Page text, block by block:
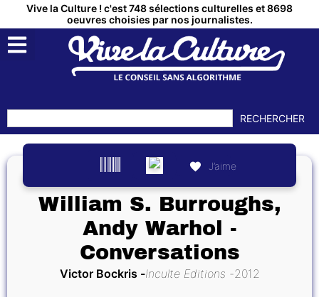
Vive la Culture ! c'est 748 sélections culturelles et 8698
oeuvres choisies par nos journalistes.
RECHERCHER
J’aime
William S. Burroughs,
Andy Warhol -
Conversations
Victor Bockris Inculte Editions 2012